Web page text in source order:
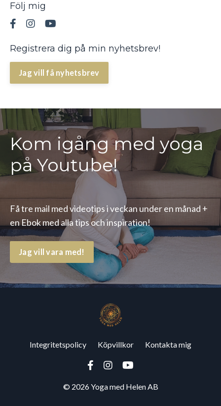
Följ mig
Registrera dig på min nyhetsbrev!
Jag vill få nyhetsbrev
Kom igång med yoga
på Youtube!
Få tre mail med videotips i veckan under en månad +
en Ebok med alla tips och inspiration!
Jag vill vara med!
Integritetspolicy Köpvillkor Kontakta mig
© 2026 Yoga med Helen AB